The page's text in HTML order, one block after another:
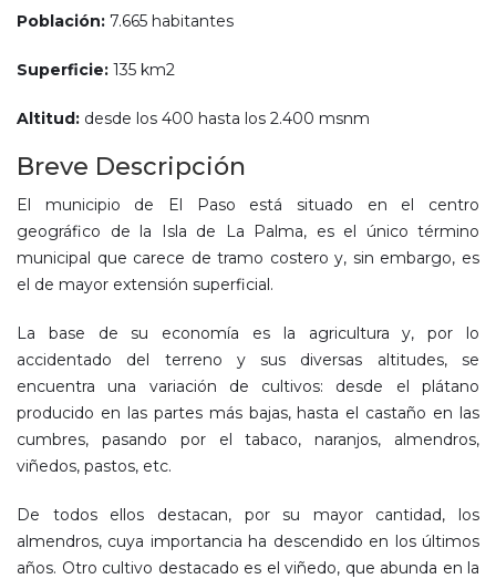
Población: 7.665 habitantes
Superficie: 135 km2
Altitud: desde los 400 hasta los 2.400 msnm
Breve Descripción
El municipio de El Paso está situado en el centro
geográfico de la Isla de La Palma, es el único término
municipal que carece de tramo costero y, sin embargo, es
el de mayor extensión superficial.
La base de su economía es la agricultura y, por lo
accidentado del terreno y sus diversas altitudes, se
encuentra una variación de cultivos: desde el plátano
producido en las partes más bajas, hasta el castaño en las
cumbres, pasando por el tabaco, naranjos, almendros,
viñedos, pastos, etc.
De todos ellos destacan, por su mayor cantidad, los
almendros, cuya importancia ha descendido en los últimos
años. Otro cultivo destacado es el viñedo, que abunda en la